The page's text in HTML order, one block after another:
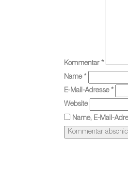
Kommentar *
Name *
E-Mail-Adresse *
Website
Name, E-Mail-